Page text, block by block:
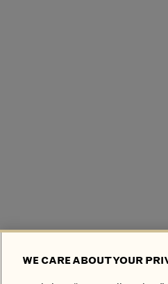
WE CARE ABOUT YOUR